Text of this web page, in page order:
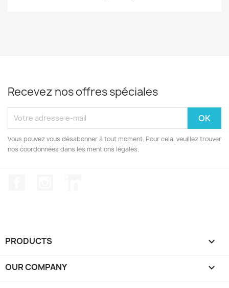
Recevez nos offres spéciales
Vous pouvez vous désabonner à tout moment. Pour cela, veuillez trouver
nos coordonnées dans les mentions légales.
PRODUCTS 
OUR COMPANY 